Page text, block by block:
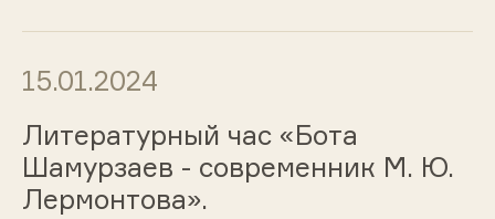
15.01.2024
Литературный час «Бота
Шамурзаев - современник М. Ю.
Лермонтова».